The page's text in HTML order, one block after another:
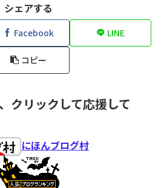
シェアする
Facebook LINE
コピー
クリックして応援して
にほんブログ村